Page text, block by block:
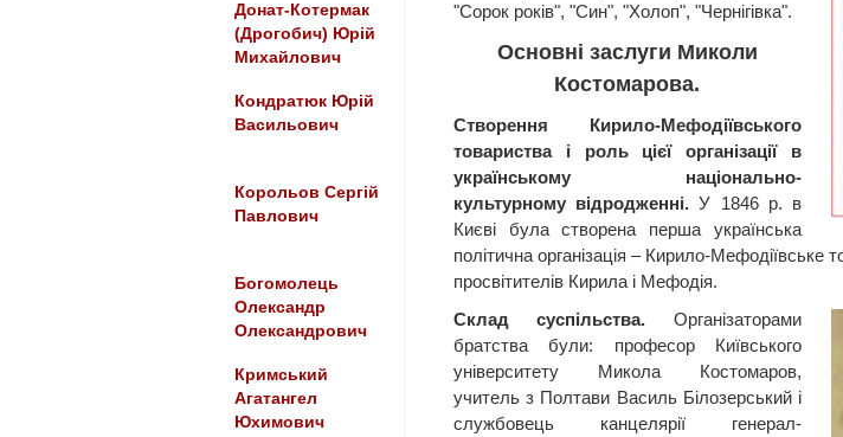
"Сорок років", "Син", "Холоп", "Чернігівка".
Основні заслуги Миколи
Костомарова.
Створення Кирило-Мефодіївського
товариства і роль цієї організації в
українському національно-
культурному відродженні. У 1846 р. в
Києві була створена перша українська
політична організація – Кирило-
просвітителів Кирила і Мефодія.
Склад суспільства. Організаторами
братства були: професор Київського
університету Микола Костомаров,
учитель з Полтави Василь Білозерський і
службовець канцелярії генерал-
Донат-Котермак
(Дрогобич) Юрій
Михайлович
Кондратюк Юрій
Васильович
Корольов Сергій
Павлович
Богомолець
Олександр
Олександрович
Кримський
Агатангел
Юхимович